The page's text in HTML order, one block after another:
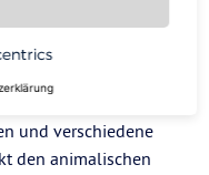
klassische
inspiriert.
und verschiedene
den animalischen